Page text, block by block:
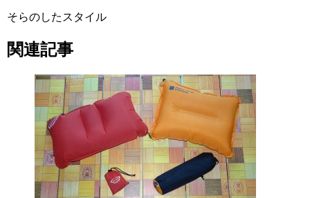
そらのしたスタイル
関連記事